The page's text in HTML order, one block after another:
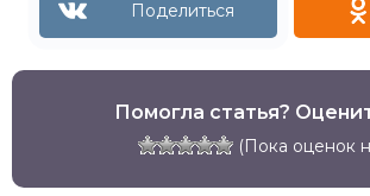
Помогла статья?
(Пока оценок